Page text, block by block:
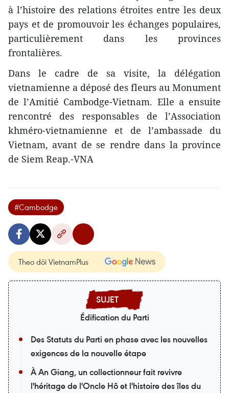
à l’histoire des relations étroites entre les deux
pays et de promouvoir les échanges populaires,
particulièrement dans les provinces
frontalières.
Dans le cadre de sa visite, la délégation
vietnamienne a déposé des fleurs au Monument
de l’Amitié Cambodge-Vietnam. Elle a ensuite
rencontré des responsables de l’Association
khméro-vietnamienne et de l’ambassade du
Vietnam, avant de se rendre dans la province
de Siem Reap.-VNA
#Cambodge
Theo dõi VietnamPlus
Édification du Parti
Des Statuts du Parti en phase avec les nouvelles
exigences de la nouvelle étape
À An Giang, un collectionneur fait revivre
l'héritage de l'Oncle Hô et l'histoire des îles du